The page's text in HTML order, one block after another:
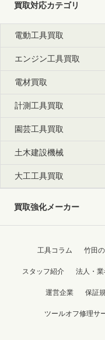
買取対応カテゴリ
電動工具買取
エンジン工具買取
電材買取
計測工具買取
園芸工具買取
土木建設機械
大工工具買取
買取強化メーカー
工具コラム 竹田
スタッフ紹介 法人・
運営企業 保証
ツールオフ修理サ